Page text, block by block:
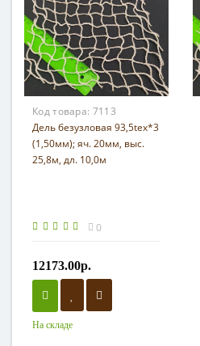
Код товара: 7113
Дель безузловая 93,5tex*3
(1,50мм); яч. 20мм, выс.
25,8м, дл. 10,0м
0
12173.00р.
На складе